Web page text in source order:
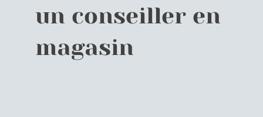
un conseiller en
magasin